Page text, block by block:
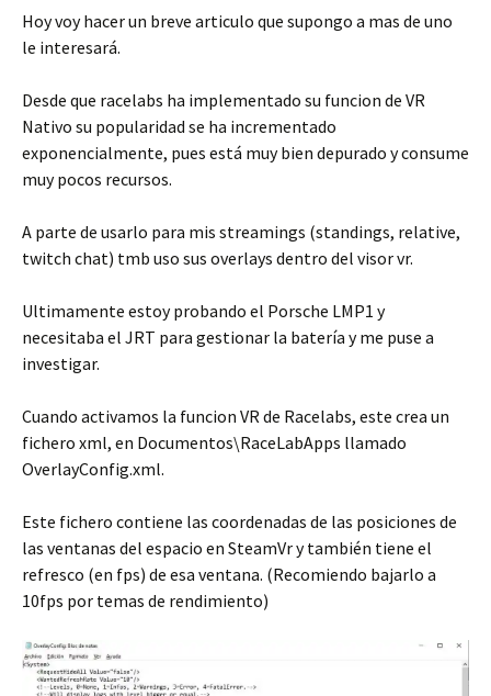
Hoy voy hacer un breve articulo que supongo a mas de uno
le interesará.
Desde que racelabs ha implementado su funcion de VR
Nativo su popularidad se ha incrementado
exponencialmente, pues está muy bien depurado y consume
muy pocos recursos.
A parte de usarlo para mis streamings (standings, relative,
twitch chat) tmb uso sus overlays dentro del visor vr.
Ultimamente estoy probando el Porsche LMP1 y
necesitaba el JRT para gestionar la batería y me puse a
investigar.
Cuando activamos la funcion VR de Racelabs, este crea un
fichero xml, en Documentos\RaceLabApps llamado
OverlayConfig.xml.
Este fichero contiene las coordenadas de las posiciones de
las ventanas del espacio en SteamVr y también tiene el
refresco (en fps) de esa ventana. (Recomiendo bajarlo a
10fps por temas de rendimiento)